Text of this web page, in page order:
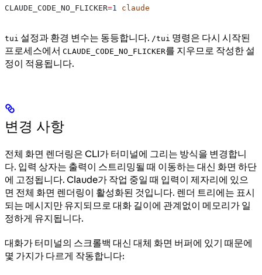
CLAUDE_CODE_NO_FLICKER=1 claude
tui 설정과 환경 변수는 동등합니다. /tui 명령은 다시 시작된
프로세스에서 CLAUDE_CODE_NO_FLICKER를 지우므로 작성한 설
정이 적용됩니다.
변경 사항
전체 화면 렌더링은 CLI가 터미널에 그리는 방식을 변경합니
다. 입력 상자는 출력이 스트리밍될 때 이동하는 대신 화면 하단
에 고정됩니다. Claude가 작업 중일 때 입력이 제자리에 있으
면 전체 화면 렌더링이 활성화된 것입니다. 렌더 트리에는 표시
되는 메시지만 유지되므로 대화 길이에 관계없이 메모리가 일
정하게 유지됩니다.
대화가 터미널의 스크롤백 대신 대체 화면 버퍼에 있기 때문에
몇 가지가 다르게 작동합니다: